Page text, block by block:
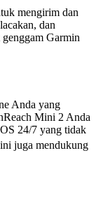
mengirim dan
dan
Garmin
Anda yang
Mini 2 Anda
24/7 yang tidak
juga mendukung